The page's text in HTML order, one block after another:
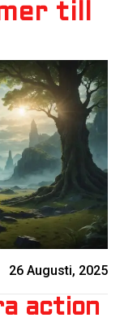
till
26 Augusti, 2025
action